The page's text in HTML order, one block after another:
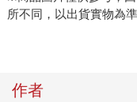
所不同，以出貨實物為準
作者